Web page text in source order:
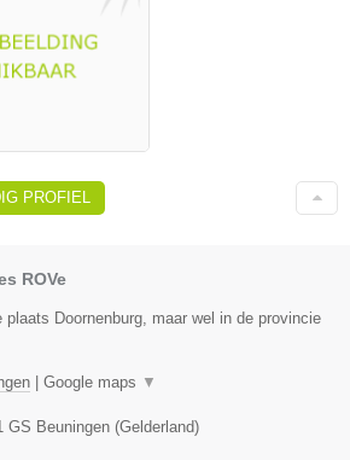
PROFIEL
ROVe
plaats Doornenburg, maar wel in de provincie
Google maps ▼
GS Beuningen (Gelderland)